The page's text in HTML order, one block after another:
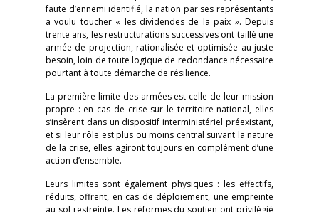
faute d’ennemi identifié, la nation par ses représentants
a voulu toucher « les dividendes de la paix ». Depuis
trente ans, les restructurations successives ont taillé une
armée de projection, rationalisée et optimisée au juste
besoin, loin de toute logique de redondance nécessaire
pourtant à toute démarche de résilience.
La première limite des armées est celle de leur mission
propre : en cas de crise sur le territoire national, elles
s’insèrent dans un dispositif interministériel préexistant,
et si leur rôle est plus ou moins central suivant la nature
de la crise, elles agiront toujours en complément d’une
action d’ensemble.
Leurs limites sont également physiques : les effectifs,
réduits, offrent, en cas de déploiement, une empreinte